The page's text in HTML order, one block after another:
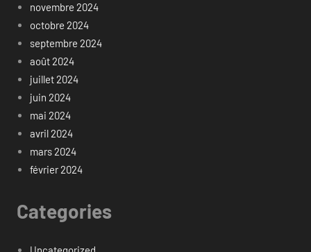
novembre 2024
octobre 2024
septembre 2024
août 2024
juillet 2024
juin 2024
mai 2024
avril 2024
mars 2024
février 2024
Categories